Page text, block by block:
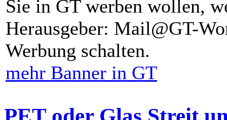
Sie in GT werben wollen,
Herausgeber: Mail@GT-
Werbung schalten.
mehr Banner in GT